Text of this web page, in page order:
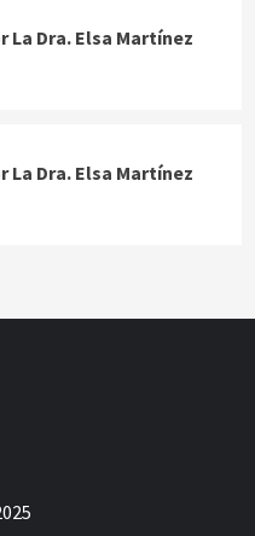
La Dra. Elsa Martínez
La Dra. Elsa Martínez